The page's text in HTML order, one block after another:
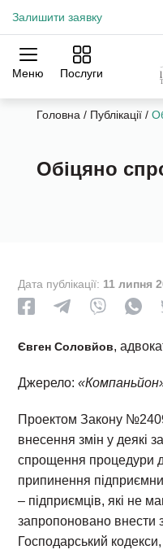
Залишити заявку
Меню Послуги
Практики
Головна / Публікації/
Обіцяно
Дата публікації: 11 липня
Євген Соловйов,
Джерело:
Проектом Закону
внесення змін у деякі
спрощення процедури
припинення
– підприємців, які не
запропоновано внести
Господарський